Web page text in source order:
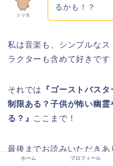
クマ本
るかも！？
私は音楽も、シンプルな
ラクターも含めて好きです
それでは
『ゴーストバス
制限ある？子供が怖い幽
る？』 ここまで！
最後までお読みいただきあ
ホーム プロフィール